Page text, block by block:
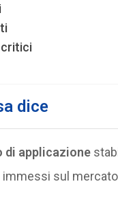
dice
di applicazione
sul